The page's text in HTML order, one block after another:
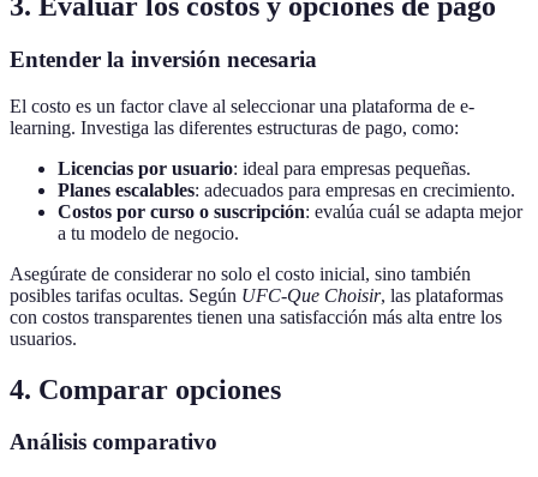
Entender la inversión necesaria
El costo es un factor clave al seleccionar una plataforma de e-
learning. Investiga las diferentes estructuras de pago, como:
Licencias por usuario: ideal para empresas pequeñas.
Planes escalables: adecuados para empresas en crecimiento.
Costos por curso o suscripción: evalúa cuál se adapta mejor
a tu modelo de negocio.
Asegúrate de considerar no solo el costo inicial, sino también
posibles tarifas ocultas. Según UFC-Que Choisir, las plataformas
con costos transparentes tienen una satisfacción más alta entre los
usuarios.
4. Comparar opciones
Análisis comparativo